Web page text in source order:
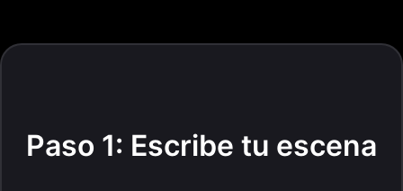
Paso 1: Escribe tu escena